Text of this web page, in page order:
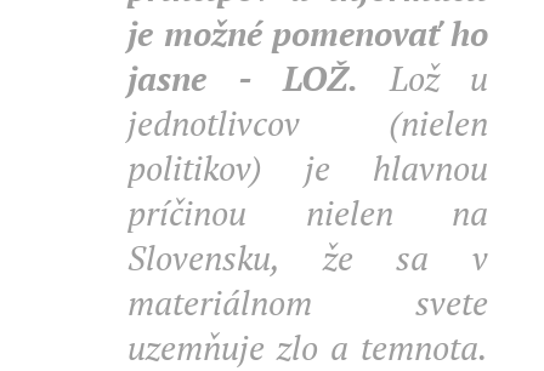
je možné pomenovať ho
jasne - LOŽ. Lož u
jednotlivcov (nielen
politikov) je hlavnou
príčinou nielen na
Slovensku, že sa v
materiálnom svete
uzemňuje zlo a temnota.